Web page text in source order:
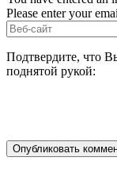
Please enter your
Подтвердите, что
поднятой рукой: